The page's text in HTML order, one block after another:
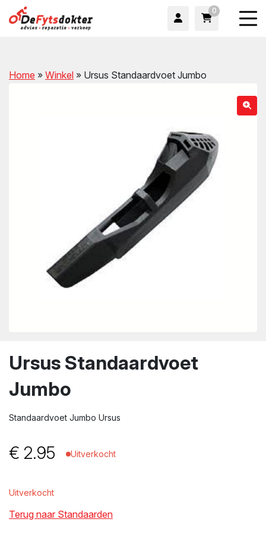
0
Home » Winkel » Ursus Standaardvoet Jumbo
Ursus Standaardvoet
Jumbo
Standaardvoet Jumbo Ursus
€ 2.95 Uitverkocht
Uitverkocht
Terug naar Standaarden